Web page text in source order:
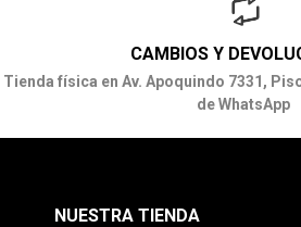
CAMBIOS Y
Tienda física en Av. Apoquindo 7331,
de WhatsApp
NUESTRA TIENDA